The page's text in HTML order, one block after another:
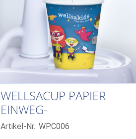
WELLSACUP PAPIER
EINWEG-
MUNDSPÜLBECHER, 1.000
Artikel-Nr.: WPC006